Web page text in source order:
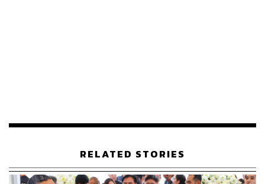
RELATED STORIES